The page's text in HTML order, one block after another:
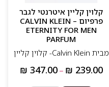
קלוין קליין איטרנטי לגבר
פרפיום – CALVIN KLEIN
ETERNITY FOR MEN
PARFUM
מבית Calvin Klein- קלוין קליין
₪ 239.00
–
₪ 347.00